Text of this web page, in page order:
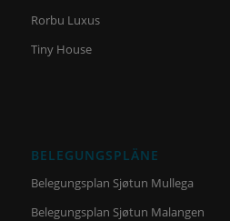
Rorbu Luxus
Tiny House
BELEGUNGSPLÄNE
Belegungsplan Sjøtun Mullega
Belegungsplan Sjøtun Malangen